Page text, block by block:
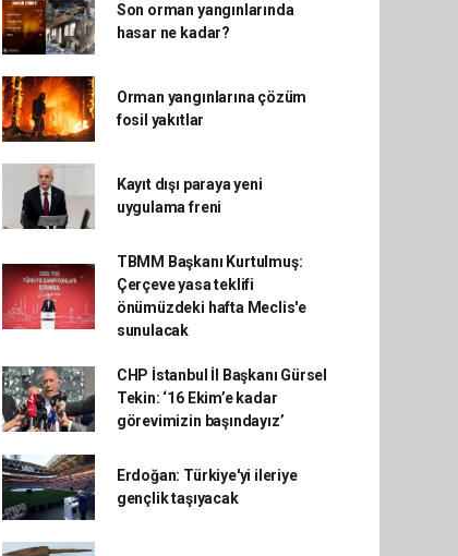
Son orman yangınlarında
hasar ne kadar?
Orman yangınlarına çözüm
fosil yakıtlar
Kayıt dışı paraya yeni
uygulama freni
TBMM Başkanı Kurtulmuş:
Çerçeve yasa teklifi
önümüzdeki hafta Meclis'e
sunulacak
CHP İstanbul İl Başkanı Gürsel
Tekin: ‘16 Ekim’e kadar
görevimizin başındayız’
Erdoğan: Türkiye'yi ileriye
gençlik taşıyacak